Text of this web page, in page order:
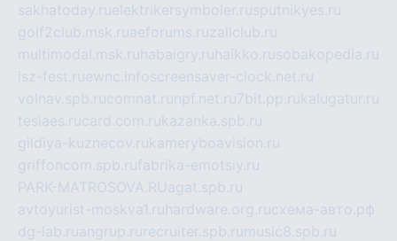
sakhatoday.ruelektrikersymboler.rusputnikyes.ru
golf2club.msk.ruaeforums.ruzallclub.ru
multimodal.msk.ru habaigry.ru haikko.rusobakopedia.ru
isz-fest.ruewnc.infoscreensaver-clock.net.ru
volnav.spb.rucomnat.ru npf.net.ru7bit.pp.rukalugatur.ru
tesiaes.rucard.com.rukazanka.spb.ru
gildiya-kuznecov.rukameryboavision.ru
griffoncom.spb.rufabrika-emotsiy.ru
PARK-MATROSOVA.RUagat.spb.ru
avtoyurist-moskva1.ru hardware.org.ruсхема-авто.рф
dg-lab.ruangrup.ru recruiter.spb.ru music8.spb.ru